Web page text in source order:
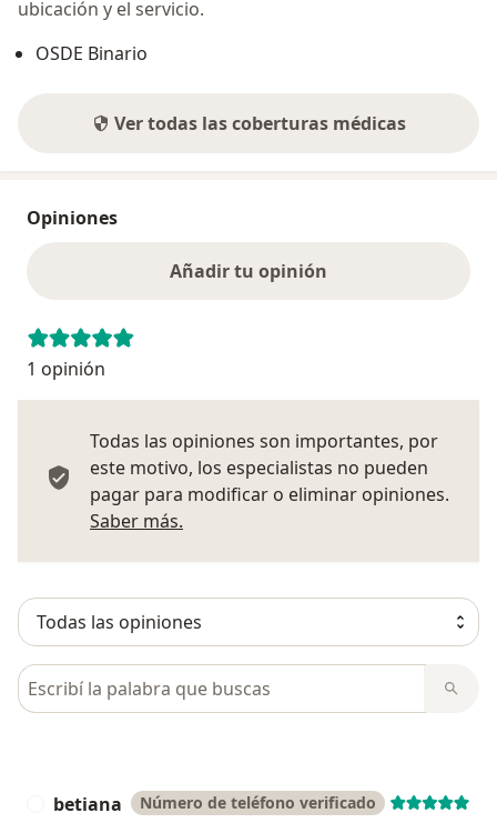
ubicación y el servicio.
OSDE Binario
Ver todas las coberturas médicas
Opiniones
Añadir tu opinión
1 opinión
Todas las opiniones son importantes, por
este motivo, los especialistas no pueden
pagar para modificar o eliminar opiniones.
Saber más.
Busca en opiniones
betiana Número de teléfono verificado